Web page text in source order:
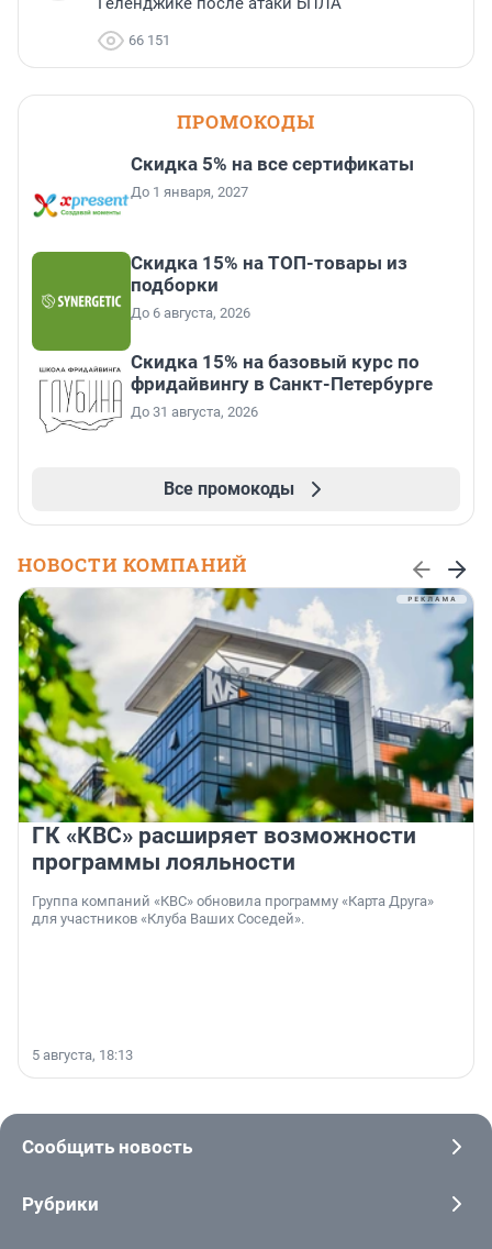
66 151
ПРОМОКОДЫ
Скидка 5% на все сертификаты
До 1 января, 2027
Скидка 15% на ТОП-товары из
подборки
До 6 августа, 2026
Скидка 15% на базовый курс по
фридайвингу в Санкт-Петербурге
До 31 августа, 2026
Все промокоды
НОВОСТИ КОМПАНИЙ
ГК «КВС» расширяет возможности
программы лояльности
Группа компаний «КВС» обновила программу «Карта Друга»
для участников «Клуба Ваших Соседей».
5 августа, 18:13
Сообщить новость
Рубрики